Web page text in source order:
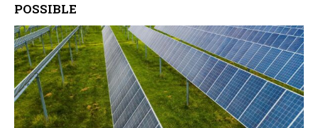
POSSIBLE